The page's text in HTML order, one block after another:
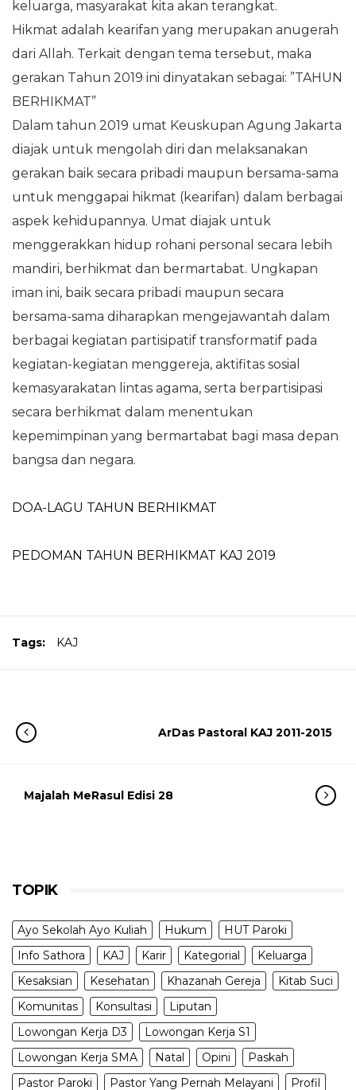
keluarga, masyarakat kita akan terangkat.
Hikmat adalah kearifan yang merupakan anugerah
dari Allah. Terkait dengan tema tersebut, maka
gerakan Tahun 2019 ini dinyatakan sebagai: ”TAHUN
BERHIKMAT”
Dalam tahun 2019 umat Keuskupan Agung Jakarta
diajak untuk mengolah diri dan melaksanakan
gerakan baik secara pribadi maupun bersama-sama
untuk menggapai hikmat (kearifan) dalam berbagai
aspek kehidupannya. Umat diajak untuk
menggerakkan hidup rohani personal secara lebih
mandiri, berhikmat dan bermartabat. Ungkapan
iman ini, baik secara pribadi maupun secara
bersama-sama diharapkan mengejawantah dalam
berbagai kegiatan partisipatif transformatif pada
kegiatan-kegiatan menggereja, aktifitas sosial
kemasyarakatan lintas agama, serta berpartisipasi
secara berhikmat dalam menentukan
kepemimpinan yang bermartabat bagi masa depan
bangsa dan negara.
DOA-LAGU TAHUN BERHIKMAT
PEDOMAN TAHUN BERHIKMAT KAJ 2019
Tags: KAJ
ArDas Pastoral KAJ 2011-2015
Majalah MeRasul Edisi 28
TOPIK
Ayo Sekolah Ayo Kuliah Hukum
HUT Paroki
Info Sathora
KAJ Karir Kategorial
Keluarga
Kesaksian
Kesehatan Khazanah Gereja
Kitab Suci
Komunitas
Konsultasi
Liputan
Lowongan Kerja D3
Lowongan Kerja S1
Lowongan Kerja SMA
Natal Opini
Paskah
Pastor Paroki
Pastor Yang Pernah Melayani
Profil